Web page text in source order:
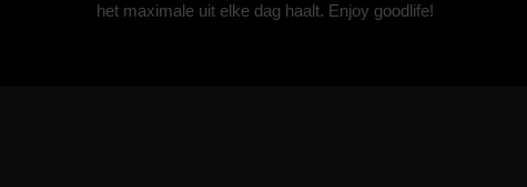
het maximale uit elke dag haalt. Enjoy goodlife!